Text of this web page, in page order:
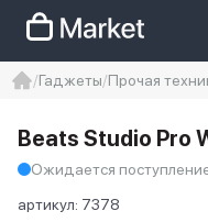
Iphone 14 pro max
Гаджеты Прочая
Beats Studio Pro
Ожидается
артикул: 7378